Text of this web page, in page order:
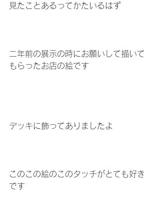
見たことあるってかたいるはず
二年前の展示の時にお願いして描いて
もらったお店の絵です
デッキに飾ってありましたよ
このこの絵のこのタッチがとても好き
です